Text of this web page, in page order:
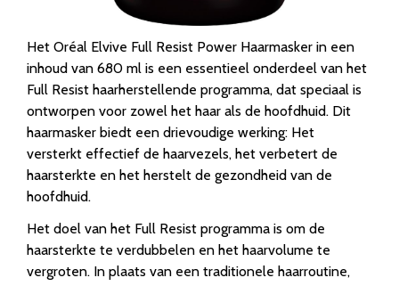
Het Oréal Elvive Full Resist Power Haarmasker in een
inhoud van 680 ml is een essentieel onderdeel van het
Full Resist haarherstellende programma, dat speciaal is
ontworpen voor zowel het haar als de hoofdhuid. Dit
haarmasker biedt een drievoudige werking: Het
versterkt effectief de haarvezels, het verbetert de
haarsterkte en het herstelt de gezondheid van de
hoofdhuid.
Het doel van het Full Resist programma is om de
haarsterkte te verdubbelen en het haarvolume te
vergroten. In plaats van een traditionele haarroutine,